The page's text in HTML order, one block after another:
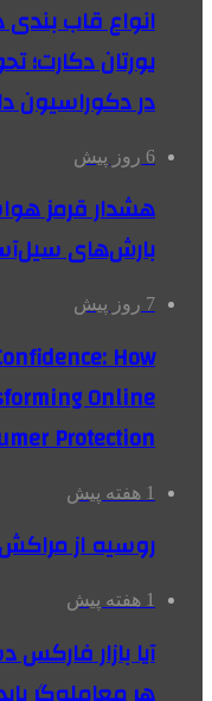
انواع قاب
یورتان
در دکوراسیون
6 روز پیش
بارش‌های سیل‌آسا در
7 روز پیش
How
Online
Protection
1 هفته پیش
روسیه از مراکش
1 هفته پیش
آیا بازار